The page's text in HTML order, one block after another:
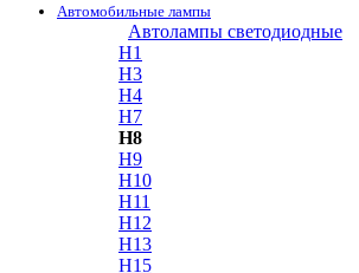
Автомобильные лампы
Автолампы светодиодные
H1
H3
H4
H7
H8
H9
H10
H11
H12
H13
H15